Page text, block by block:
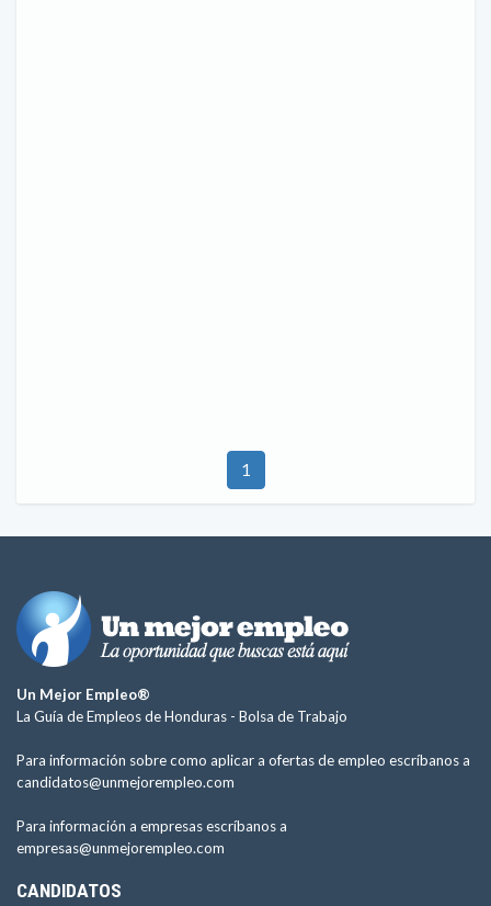
1
Un Mejor Empleo®
La Guía de Empleos de Honduras - Bolsa de Trabajo
Para información sobre como aplicar a ofertas de empleo escríbanos a
candidatos@unmejorempleo.com
Para información a empresas escríbanos a
empresas@unmejorempleo.com
CANDIDATOS